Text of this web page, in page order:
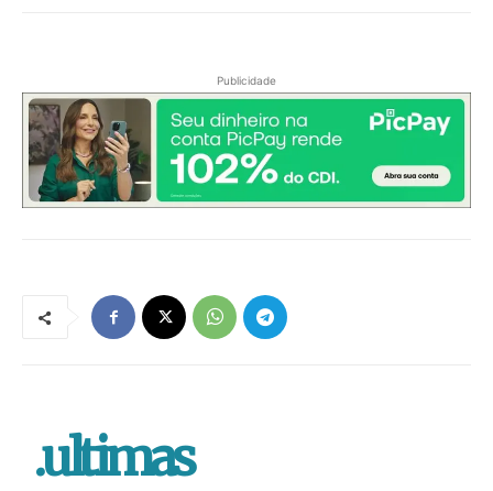
Publicidade
.ultimas